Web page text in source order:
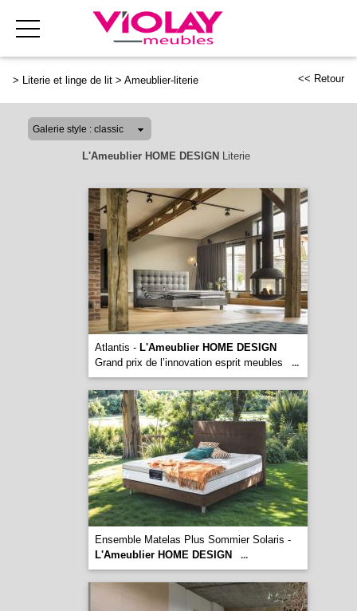
> Literie et linge de lit > Ameublier-literie << Retour
L'Ameublier HOME DESIGN Literie
Atlantis - L'Ameublier HOME DESIGN
Grand prix de l’innovation esprit meubles
...
Ensemble Matelas Plus Sommier Solaris -
L'Ameublier HOME DESIGN
...